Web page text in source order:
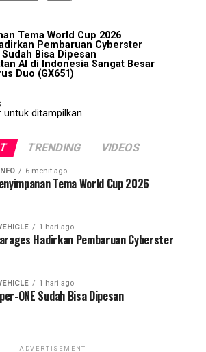
Tema World Cup 2026
Pembaruan Cyberster
Bisa Dipesan
AI di Indonesia Sangat Besar
Duo (GX651)
ditampilkan.
TRENDING VIDEOS
6 menit ago
Tema World Cup 2026
1 hari ago
Hadirkan Pembaruan Cyberster
1 hari ago
ONE Sudah Bisa Dipesan
ADVERTISEMENT